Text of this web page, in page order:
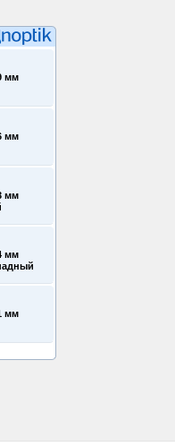
мм
мм
мм
мм
мм